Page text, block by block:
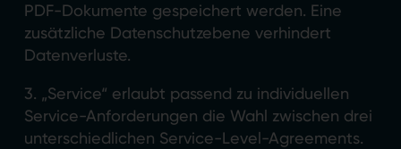
PDF-Dokumente gespeichert werden. Eine
zusätzliche Datenschutzebene verhindert
Datenverluste.
3. „Service“ erlaubt passend zu individuellen
Service-Anforderungen die Wahl zwischen drei
unterschiedlichen Service-Level-Agreements.